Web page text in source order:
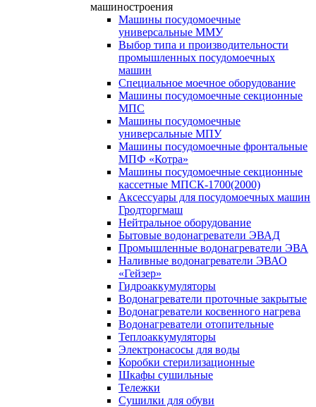
машиностроения
Машины посудомоечные
универсальные ММУ
Выбор типа и производительности
промышленных посудомоечных
машин
Специальное моечное оборудование
Машины посудомоечные секционные
МПС
Машины посудомоечные
универсальные МПУ
Машины посудомоечные фронтальные
МПФ «Котра»
Машины посудомоечные секционные
кассетные МПСК-1700(2000)
Аксессуары для посудомоечных машин
Гродторгмаш
Нейтральное оборудование
Бытовые водонагреватели ЭВАД
Промышленные водонагреватели ЭВА
Наливные водонагреватели ЭВАО
«Гейзер»
Гидроаккумуляторы
Водонагреватели проточные закрытые
Водонагреватели косвенного нагрева
Водонагреватели отопительные
Теплоаккумуляторы
Электронасосы для воды
Коробки стерилизационные
Шкафы сушильные
Тележки
Сушилки для обуви